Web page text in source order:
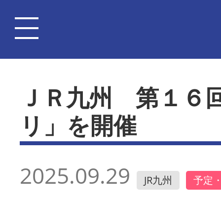
ＪＲ九州 第１６
リ」を開催
2025.09.29 JR九州 予定